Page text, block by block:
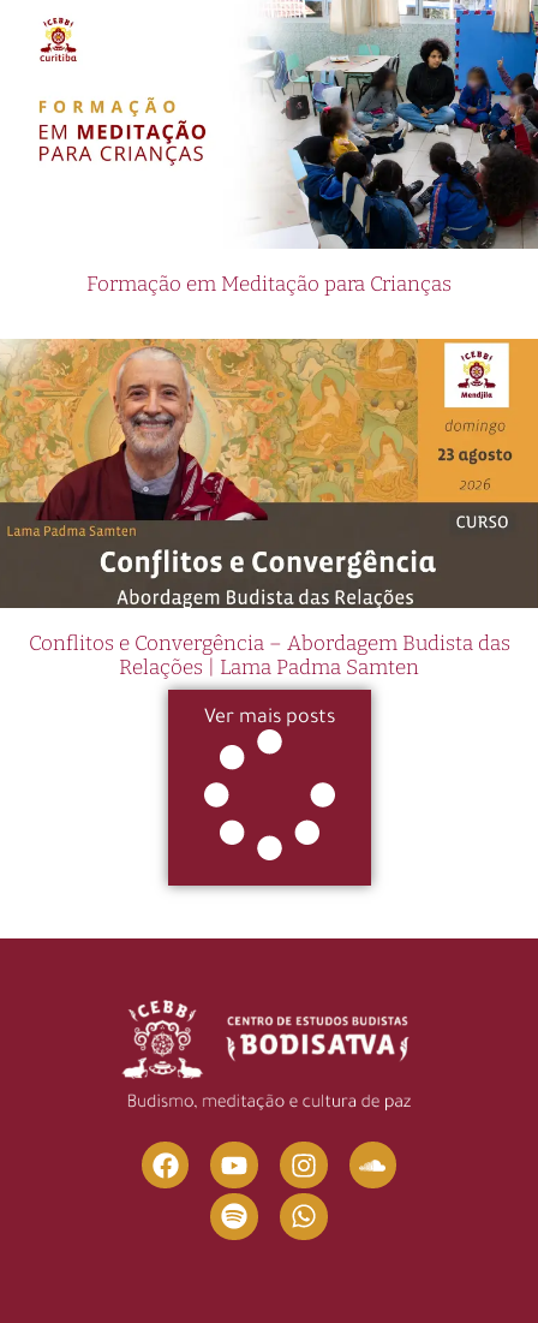
Formação em Meditação para Crianças
Conflitos e Convergência – Abordagem Budista das
Relações | Lama Padma Samten
Ver mais posts